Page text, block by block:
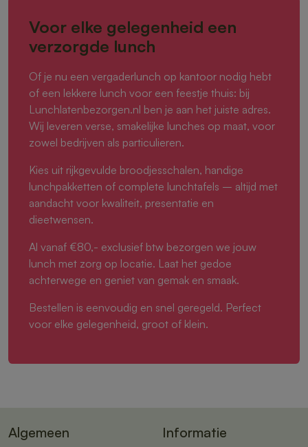
Voor elke gelegenheid een
verzorgde lunch
Of je nu een vergaderlunch op kantoor nodig hebt
of een lekkere lunch voor een feestje thuis: bij
Lunchlatenbezorgen.nl ben je aan het juiste adres.
Wij leveren verse, smakelijke lunches op maat, voor
zowel bedrijven als particulieren.
Kies uit rijkgevulde broodjesschalen, handige
lunchpakketten of complete lunchtafels – altijd met
aandacht voor kwaliteit, presentatie en
dieetwensen.
Al vanaf €80,- exclusief btw bezorgen we jouw
lunch met zorg op locatie. Laat het gedoe
achterwege en geniet van gemak en smaak.
Bestellen is eenvoudig en snel geregeld. Perfect
voor elke gelegenheid, groot of klein.
Algemeen Informatie